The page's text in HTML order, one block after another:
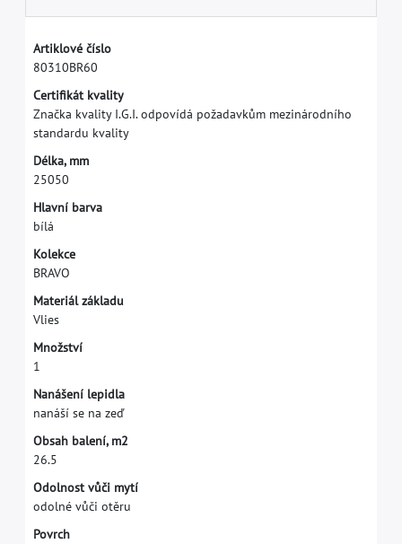
Artiklové číslo
80310BR60
Certifkát kvality
Značka kvality I.G.I. odpovídá požadavkům mezinárodního
standardu kvality
Délka, mm
25050
Hlavní barva
bílá
Kolekce
BRAVO
Materiál základu
Vlies
Množství
1
Nanášení lepidla
nanáší se na zeď
Obsah balení, m2
26.5
Odolnost vůči mytí
odolné vůči otěru
Povrch